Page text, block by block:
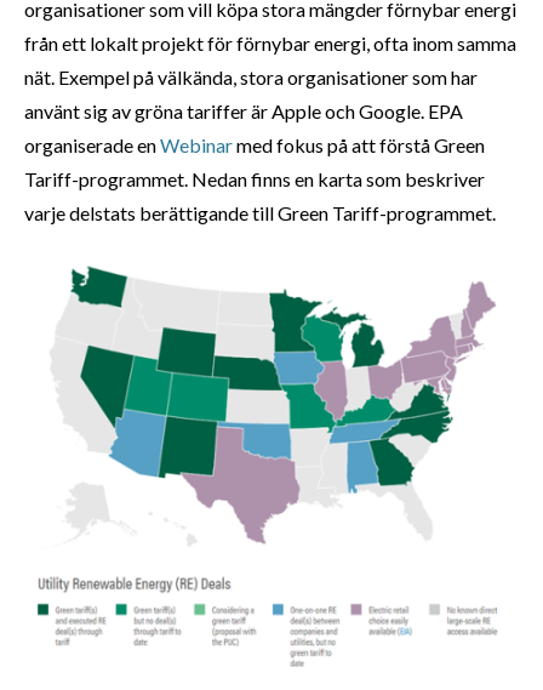
organisationer som vill köpa stora mängder förnybar energi
från ett lokalt projekt för förnybar energi, ofta inom samma
nät. Exempel på välkända, stora organisationer som har
använt sig av gröna tariffer är Apple och Google. EPA
organiserade enWebinarmed fokus på att förstå Green
Tariff-programmet. Nedan finns en karta som beskriver
varje delstats berättigande till Green Tariff-programmet.